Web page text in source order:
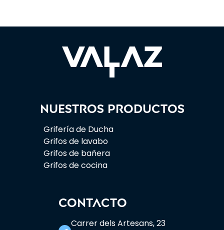
Nuestros productos
Grifería de Ducha
Grifos de lavabo
Grifos de bañera
Grifos de cocina
CONTACTO
Carrer dels Artesans, 23